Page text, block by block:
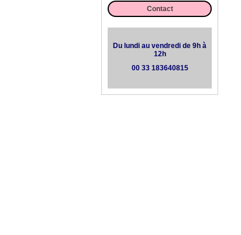
Contact
Du lundi au vendredi de 9h à
12h
00 33 183640815